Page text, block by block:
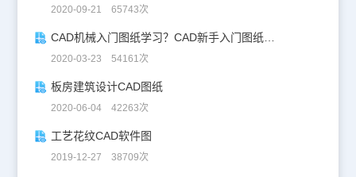
2020-09-21 65743次
CAD机械入门图纸学习？CAD新手入门图纸练习
2020-03-23 54161次
板房建筑设计CAD图纸
2020-06-04 42263次
工艺花纹CAD软件图
2019-12-27 38709次